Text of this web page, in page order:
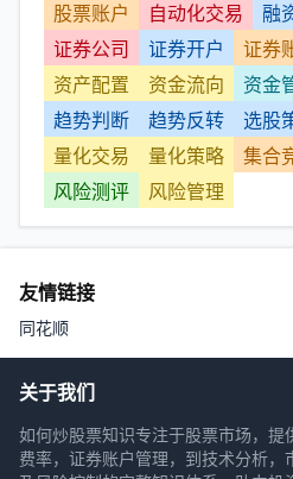
股票账户
自动化交易 融
证券公司
证券开户 证券
资产配置
资金流向 资金
趋势判断
趋势反转 选股
量化交易
量化策略 集合
风险测评
风险管理
友情链接
同花顺
关于我们
如何炒股票知识专注于股票市场，提
费率，证券账户管理，到技术分析